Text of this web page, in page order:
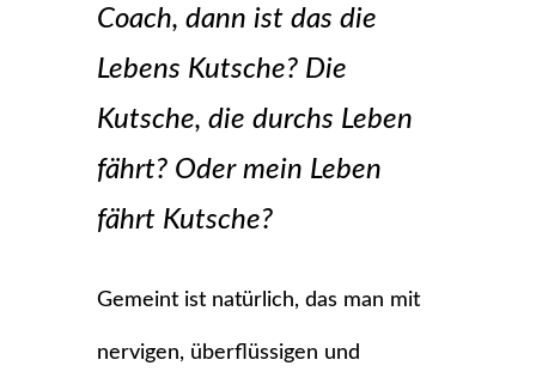
Coach, dann ist das die
Lebens Kutsche? Die
Kutsche, die durchs Leben
fährt? Oder mein Leben
fährt Kutsche?
Gemeint ist natürlich, das man mit
nervigen, überflüssigen und